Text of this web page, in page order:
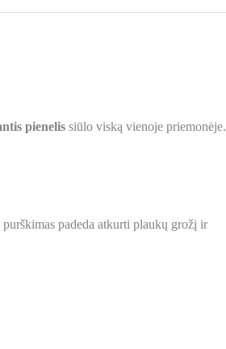
pienelis siūlo viską vienoje priemonėje.
padeda atkurti plaukų grožį ir